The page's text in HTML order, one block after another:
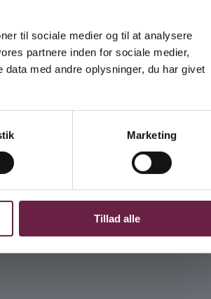
til sociale medier og til at analysere
partnere inden for sociale medier,
med andre oplysninger, du har givet
Marketing
Tillad alle
kan nyde bøffen og alt det andet lækre grillmad fuldt